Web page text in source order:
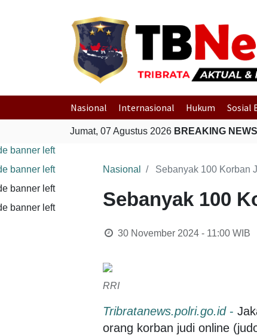
Nasional Internasional Hukum Sosial
Jumat, 07 Agustus 2026 BREAKING
Nasional Sebanyak 100 Korban
Sebanyak 100
30 November 2024 - 11:00WIB
RRI
Tribratanews.polri.go.id-
orang korban judi online